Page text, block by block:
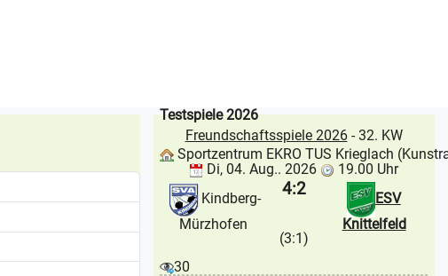
Testspiele 2026
Freundschaftsspiele 2026- 32. KW
Sportzentrum EKRO TUS Krieglach
Di, 04. Aug.. 2026
19.00 Uhr
Kindberg-
Mürzhofen
ESV
Knittelfeld
4:2
(3:1)
30